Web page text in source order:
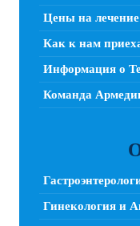
Цены на
Как к нам
Информация о
Команда
Гинекология и